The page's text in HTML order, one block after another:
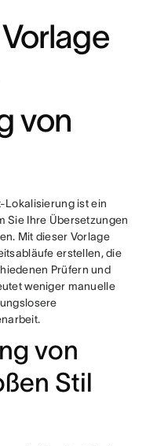
von
Lokalisierung ist ein
Sie Ihre Übersetzungen
Mit dieser Vorlage
erstellen, die
Prüfern und
weniger manuelle
von
Stil